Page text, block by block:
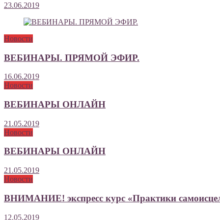
23.06.2019
Новости
ВЕБИНАРЫ. ПРЯМОЙ ЭФИР.
16.06.2019
Новости
ВЕБИНАРЫ ОНЛАЙН
21.05.2019
Новости
ВЕБИНАРЫ ОНЛАЙН
21.05.2019
Новости
ВНИМАНИЕ! экспресс курс «Практики
12.05.2019